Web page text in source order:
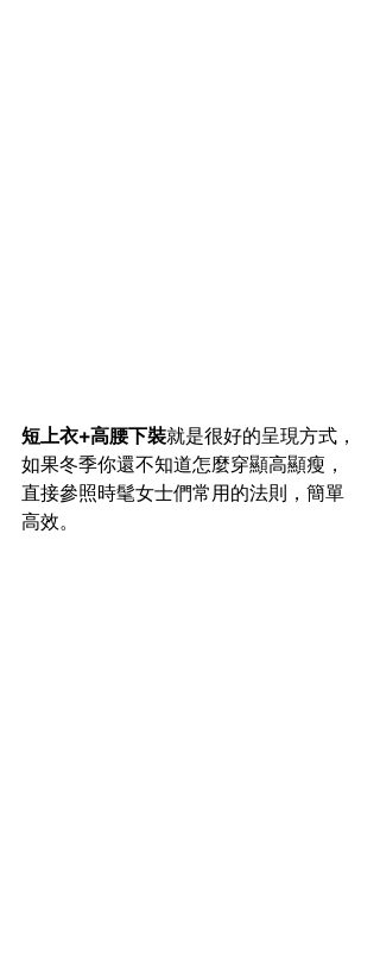
短上衣+高腰下裝就是很好的呈現方式，
如果冬季你還不知道怎麼穿顯高顯瘦，
直接參照時髦女士們常用的法則，簡單
高效。